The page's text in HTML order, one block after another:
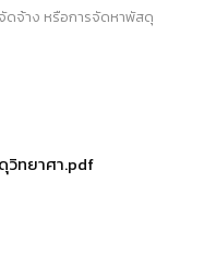
ดจ้าง หรือการจัดหาพัสดุ
วิทยาศา.pdf